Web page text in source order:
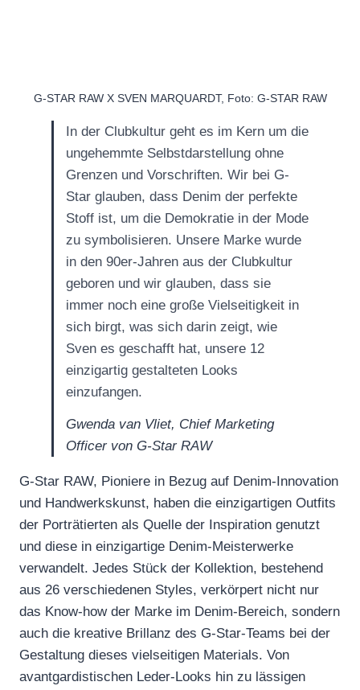
G-STAR RAW X SVEN MARQUARDT, Foto: G-STAR RAW
In der Clubkultur geht es im Kern um die
ungehemmte Selbstdarstellung ohne
Grenzen und Vorschriften. Wir bei G-
Star glauben, dass Denim der perfekte
Stoff ist, um die Demokratie in der Mode
zu symbolisieren. Unsere Marke wurde
in den 90er-Jahren aus der Clubkultur
geboren und wir glauben, dass sie
immer noch eine große Vielseitigkeit in
sich birgt, was sich darin zeigt, wie
Sven es geschafft hat, unsere 12
einzigartig gestalteten Looks
einzufangen.
Gwenda van Vliet, Chief Marketing
Officer von G-Star RAW
G-Star RAW, Pioniere in Bezug auf Denim-Innovation
und Handwerkskunst, haben die einzigartigen Outfits
der Porträtierten als Quelle der Inspiration genutzt
und diese in einzigartige Denim-Meisterwerke
verwandelt. Jedes Stück der Kollektion, bestehend
aus 26 verschiedenen Styles, verkörpert nicht nur
das Know-how der Marke im Denim-Bereich, sondern
auch die kreative Brillanz des G-Star-Teams bei der
Gestaltung dieses vielseitigen Materials. Von
avantgardistischen Leder-Looks hin zu lässigen